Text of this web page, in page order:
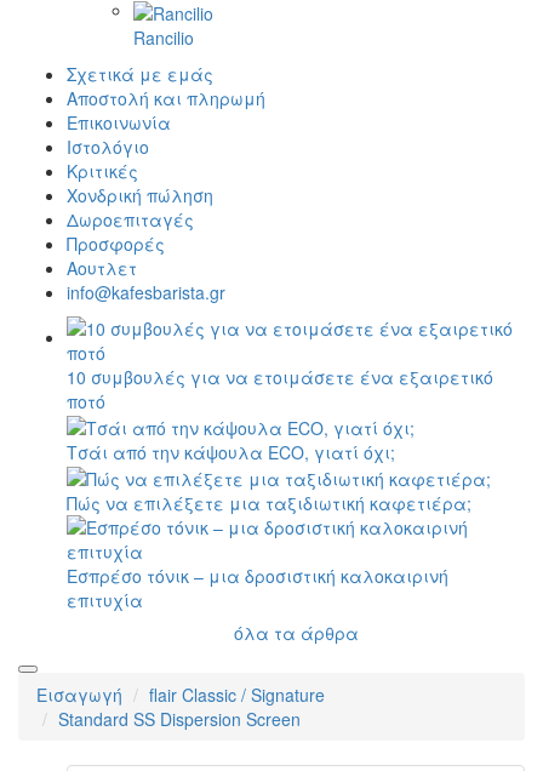
Rancilio
Σχετικά με εμάς
Αποστολή και πληρωμή
Επικοινωνία
Ιστολόγιο
Κριτικές
Χονδρική πώληση
Δωροεπιταγές
Προσφορές
Αουτλετ
info@kafesbarista.gr
10 συμβουλές για να ετοιμάσετε ένα εξαιρετικό
ποτό
Τσάι από την κάψουλα ECO, γιατί όχι;
Πώς να επιλέξετε μια ταξιδιωτική καφετιέρα;
Εσπρέσο τόνικ – μια δροσιστική καλοκαιρινή
επιτυχία
όλα τα άρθρα
Εισαγωγή
flair Classic / Signature
Standard SS Dispersion Screen